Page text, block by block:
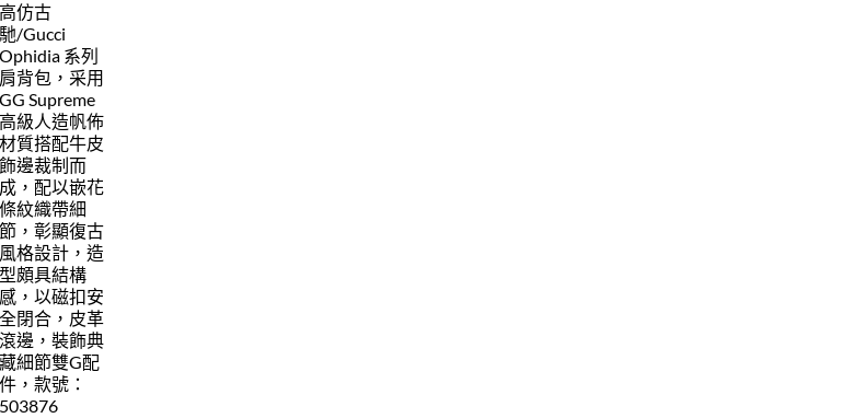
高仿古
馳/Gucci
Ophidia 系列
肩背包，采用
GG Supreme
高級人造帆佈
材質搭配牛皮
飾邊裁制而
成，配以嵌花
條紋織帶細
節，彰顯復古
風格設計，造
型頗具結構
感，以磁扣安
全閉合，皮革
滾邊，裝飾典
藏細節雙G配
件，款號：
503876